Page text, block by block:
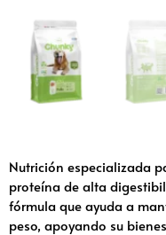
Nutrición especializada
proteína de alta
fórmula que ayuda a
peso, apoyando su